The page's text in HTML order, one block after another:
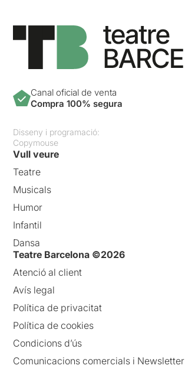
Canal oficial de venta
Compra 100% segura
Disseny i programació:
Copymouse
Vull veure
Teatre
Musicals
Humor
Infantil
Dansa
Teatre Barcelona ©2026
Atenció al client
Avís legal
Política de privacitat
Política de cookies
Condicions d’ús
Comunicacions comercials i Newsletter